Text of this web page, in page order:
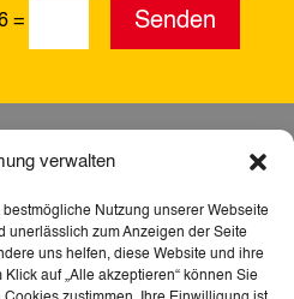
verwalten
Nutzung unserer Webseite
unerlässlich zum Anzeigen der Seite
uns helfen, diese Website und ihre
auf „Alle akzeptieren“ können Sie
= Senden